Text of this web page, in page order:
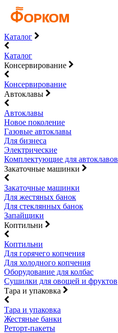
Каталог
Каталог
Консервирование
Консервирование
Автоклавы
Автоклавы
Новое поколение
Газовые автоклавы
Для бизнеса
Электрические
Комплектующие для автоклавов
Закаточные машинки
Закаточные машинки
Для жестяных банок
Для стеклянных банок
Запайщики
Коптильни
Коптильни
Для горячего копчения
Для холодного копчения
Оборудование для колбас
Сушилки для овощей и фруктов
Тара и упаковка
Тара и упаковка
Жестяные банки
Реторт-пакеты